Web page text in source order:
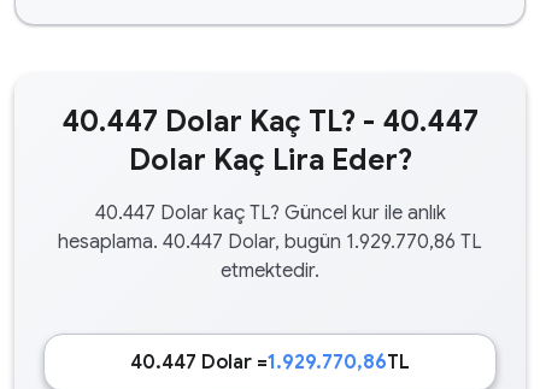
40.447 Dolar Kaç TL? - 40.447
Dolar Kaç Lira Eder?
40.447 Dolar kaç TL? Güncel kur ile anlık
hesaplama. 40.447 Dolar, bugün 1.929.770,86 TL
etmektedir.
40.447 Dolar =1.929.770,86TL